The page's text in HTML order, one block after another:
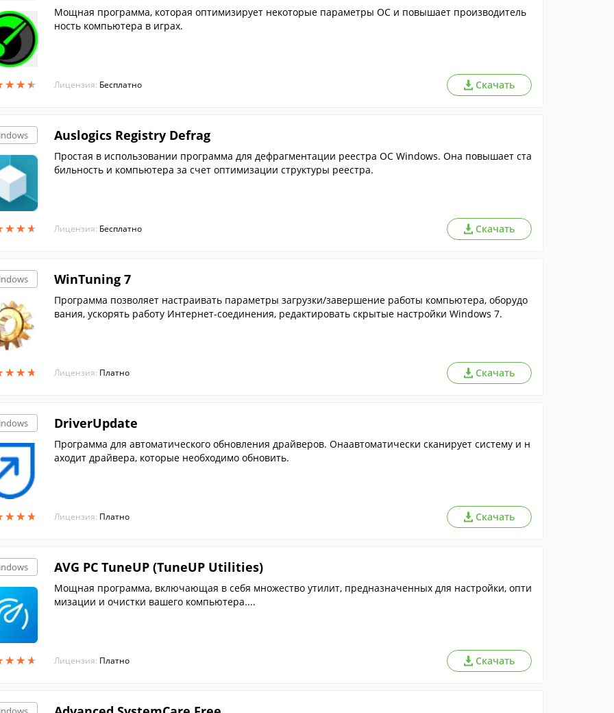
★★★
★★★
Мощная программа, которая оптимизирует некоторые параметры ОС и повышает производитель
ность компьютера в играх.
Лицензия: Бесплатно Скачать
★★★
★★★
Auslogics Registry Defrag
Простая в использовании программа для дефрагментации реестра ОС Windows. Она повышает ста
бильность и компьютера за счет оптимизации структуры реестра.
Лицензия: Бесплатно Скачать
★★★
★★★
WinTuning 7
Программа позволяет настраивать параметры загрузки/завершение работы компьютера, оборудо
вания, ускорять работу Интернет-соединения, редактировать скрытые настройки Windows 7.
Лицензия: Платно Скачать
★★★
★★★
DriverUpdate
Программа для автоматического обновления драйверов. Онаавтоматически сканирует систему и н
аходит драйвера, которые необходимо обновить.
Лицензия: Платно Скачать
★★★
★★★
AVG PC TuneUP (TuneUP Utilities)
Мощная программа, включающая в себя множество утилит, предназначенных для настройки, опти
мизации и очистки вашего компьютера....
Лицензия: Платно Скачать